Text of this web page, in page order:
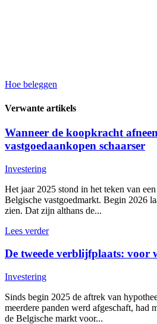
Hoe beleggen
Verwante artikels
Wanneer de koopkracht
vastgoedaankopen schaarser
Investering
Het jaar 2025 stond in het teken van
Belgische vastgoedmarkt. Begin 2026
zien. Dat zijn althans de...
Lees verder
De tweede verblijfplaats: voor
Investering
Sinds begin 2025 de aftrek van
meerdere panden werd afgeschaft, had
de Belgische markt voor...